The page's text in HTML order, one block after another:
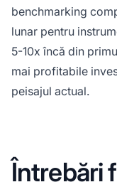
benchmarking
lunar pentru
5-10x încă din
mai profitabile
peisajul actual.
Întrebări